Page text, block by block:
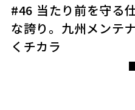
#46 当たり前を守る
な誇り。九州メンテ
くチカラ